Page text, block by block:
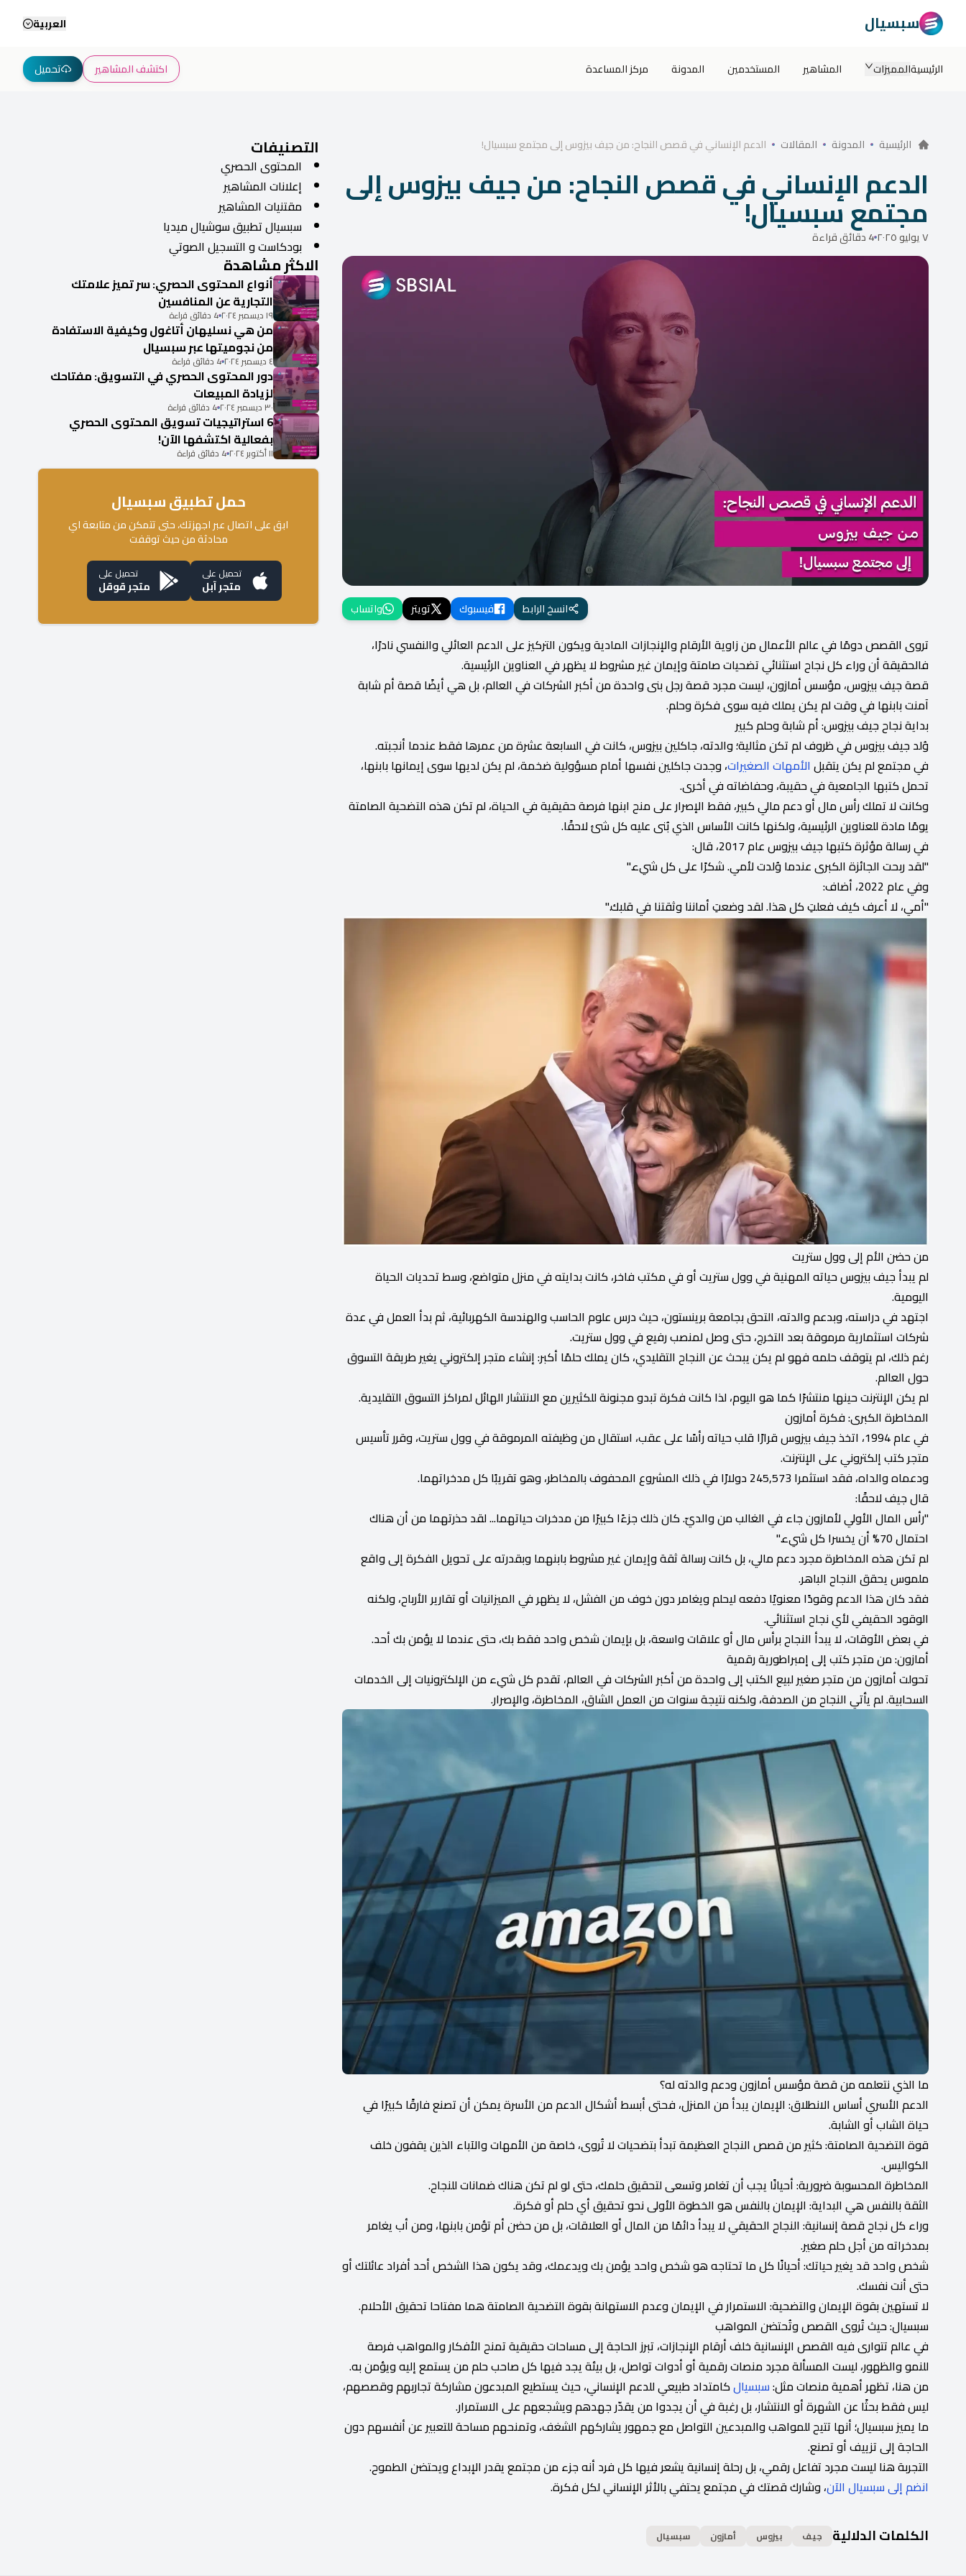
سبسيال العربية
الرئيسيةالمميزات المشاهير المستخدمين المدونة مركز المساعدة اكتشف المشاهير تحميل
الرئيسية المدونة المقالات الدعم الإنساني في قصص النجاح: من جيف بيزوس إلى مجتمع سبسيال!
الدعم الإنساني في قصص النجاح: من جيف بيزوس إلى
مجتمع سبسيال!٧ يوليو ٢٠٢٥ 4 دقائق قراءة
انسخ الرابط فيسبوك تويتر واتساب
تروى القصص دومًا في عالم الأعمال من زاوية الأرقام والإنجازات المادية ويكون التركيز على الدعم العائلي والنفسي نادرًا،
فالحقيقة أن وراء كل نجاح استثنائي تضحيات صامتة وإيمان غير مشروط لا يظهر في العناوين الرئيسية.
قصة جيف بيزوس، مؤسس أمازون، ليست مجرد قصة رجل بنى واحدة من أكبر الشركات في العالم، بل هي أيضًا قصة أم شابة
آمنت بابنها في وقت لم يكن يملك فيه سوى فكرة وحلم.
بداية نجاح جيف بيزوس: أم شابة وحلم كبير
وُلد جيف بيزوس في ظروف لم تكن مثالية؛ والدته، جاكلين بيزوس، كانت في السابعة عشرة من عمرها فقط عندما أنجبته.
في مجتمع لم يكن يتقبل الأمهات الصغيرات، وجدت جاكلين نفسها أمام مسؤولية ضخمة، لم يكن لديها سوى إيمانها بابنها،
تحمل كتبها الجامعية في حقيبة، وحفاضاته في أخرى.
وكانت لا تملك رأس مال أو دعم مالي كبير، فقط الإصرار على منح ابنها فرصة حقيقية في الحياة، لم تكن هذه التضحية الصامتة
يومًا مادة للعناوين الرئيسية، ولكنها كانت الأساس الذي بُنى عليه كل شئ لاحقًا.
في رسالة مؤثرة كتبها جيف بيزوس عام 2017، قال:
"لقد ربحت الجائزة الكبرى عندما وُلدت لأمي. شكرًا على كل شيء."
وفي عام 2022، أضاف:
"أمي، لا أعرف كيف فعلتِ كل هذا. لقد وضعتِ أماننا وثقتنا في قلبك."
من حضن الأم إلى وول ستريت
لم يبدأ جيف بيزوس حياته المهنية في وول ستريت أو في مكتب فاخر، كانت بدايته في منزل متواضع، وسط تحديات الحياة
اليومية.
اجتهد في دراسته، وبدعم والدته، التحق بجامعة برينستون، حيث درس علوم الحاسب والهندسة الكهربائية، ثم بدأ العمل في عدة
شركات استثمارية مرموقة بعد التخرج، حتى وصل لمنصب رفيع في وول ستريت.
رغم ذلك، لم يتوقف حلمه فهو لم يكن يبحث عن النجاح التقليدي، كان يملك حلمًا أكبر: إنشاء متجر إلكتروني يغير طريقة التسوق
حول العالم.
لم يكن الإنترنت حينها منتشرًا كما هو اليوم، لذا كانت فكرة تبدو مجنونة للكثيرين مع الانتشار الهائل لمراكز التسوق التقليدية.
المخاطرة الكبرى: فكرة أمازون
في عام 1994، اتخذ جيف بيزوس قرارًا قلب حياته رأسًا على عقب، استقال من وظيفته المرموقة في وول ستريت، وقرر تأسيس
متجر كتب إلكتروني على الإنترنت.
ودعماه والداه، فقد استثمرا 245,573 دولارًا في ذلك المشروع المحفوف بالمخاطر، وهو تقريبًا كل مدخراتهما.
قال جيف لاحقًا:
"رأس المال الأولي لأمازون جاء في الغالب من والديّ. كان ذلك جزءًا كبيرًا من مدخرات حياتهما... لقد حذرتهما من أن هناك
احتمال 70% أن يخسرا كل شيء."
لم تكن هذه المخاطرة مجرد دعم مالي، بل كانت رسالة ثقة وإيمان غير مشروط بابنهما وبقدرته على تحويل الفكرة إلى واقع
ملموس يحقق النجاح الباهر.
فقد كان هذا الدعم وقودًا معنويًا دفعه ليحلم ويغامر دون خوف من الفشل، لا يظهر في الميزانيات أو تقارير الأرباح، ولكنه
الوقود الحقيفي لأي نجاح استثنائي.
في بعض الأوقات، لا يبدأ النجاح برأس مال أو علاقات واسعة، بل بإيمان شخص واحد فقط بك، حتى عندما لا يؤمن بك أحد.
أمازون: من متجر كتب إلى إمبراطورية رقمية
تحولت أمازون من متجر صغير لبيع الكتب إلى واحدة من أكبر الشركات في العالم، تقدم كل شيء من الإلكترونيات إلى الخدمات
السحابية. لم يأتي النجاح من الصدفة، ولكنه نتيجة سنوات من العمل الشاق، المخاطرة، والإصرار.
ما الذي نتعلمه من قصة مؤسس أمازون ودعم والدته له؟
الدعم الأسري أساس الانطلاق: الإيمان يبدأ من المنزل، فحتى أبسط أشكال الدعم من الأسرة يمكن أن تصنع فارقًا كبيرًا في
حياة الشاب أو الشابة.
قوة التضحية الصامتة: كثير من قصص النجاح العظيمة تبدأ بتضحيات لا تُروى، خاصة من الأمهات والآباء الذين يقفون خلف
الكواليس.
المخاطرة المحسوبة ضرورية: أحيانًا يجب أن تغامر وتسعى لتحقيق حلمك، حتى لو لم تكن هناك ضمانات للنجاح.
الثقة بالنفس هي البداية: الإيمان بالنفس هو الخطوة الأولى نحو تحقيق أي حلم أو فكرة.
وراء كل نجاح قصة إنسانية: النجاح الحقيقي لا يبدأ دائمًا من المال أو العلاقات، بل من حضن أم تؤمن بابنها، ومن أب يغامر
بمدخراته من أجل حلم صغير.
شخص واحد قد يغير حياتك: أحيانًا كل ما تحتاجه هو شخص واحد يؤمن بك ويدعمك، وقد يكون هذا الشخص أحد أفراد عائلتك أو
حتى أنت نفسك.
لا تستهين بقوة الإيمان والتضحية: الاستمرار في الإيمان وعدم الاستهانة بقوة التضحية الصامتة هما مفتاحا تحقيق الأحلام.
سبسيال: حيث تُروى القصص وتُحتضن المواهب
في عالم تتوارى فيه القصص الإنسانية خلف أرقام الإنجازات، تبرز الحاجة إلى مساحات حقيقية تمنح الأفكار والمواهب فرصة
للنمو والظهور، ليست المسألة مجرد منصات رقمية أو أدوات تواصل، بل بيئة يجد فيها كل صاحب حلم من يستمع إليه ويؤمن به.
من هنا، تظهر أهمية منصات مثل:سبسيالكامتداد طبيعي للدعم الإنساني، حيث يستطيع المبدعون مشاركة تجاربهم وقصصهم،
ليس فقط بحثًا عن الشهرة أو الانتشار، بل رغبة في أن يجدوا من يقدّر جهدهم ويشجعهم على الاستمرار.
ما يميز سبسيال؛ أنها تتيح للمواهب والمبدعين التواصل مع جمهور يشاركهم الشغف، وتمنحهم مساحة للتعبير عن أنفسهم دون
الحاجة إلى تزييف أو تصنع.
التجربة هنا ليست مجرد تفاعل رقمي، بل رحلة إنسانية يشعر فيها كل فرد أنه جزء من مجتمع يقدر الإبداع ويحتضن الطموح.
انضم إلى سبسيال الآن، وشارك قصتك في مجتمع يحتفي بالأثر الإنساني لكل فكرة.
الكلمات الدلالية جيف بيزوس أمازون سبسيال
التصنيفات
المحتوى الحصري
إعلانات المشاهير
مقتنيات المشاهير
سبسيال تطبيق سوشيال ميديا
بودكاست و التسجيل الصوتي
الاكثر مشاهدة
أنواع المحتوى الحصري: سر تميز علامتك
التجارية عن المنافسين
١٩ ديسمبر ٢٠٢٤ 4 دقائق قراءة
من هي نسليهان أتاغول وكيفية الاستفادة
من نجوميتها عبر سبسيال
٤ ديسمبر ٢٠٢٤ 4 دقائق قراءة
دور المحتوى الحصري في التسويق: مفتاحك
لزيادة المبيعات
٣٠ ديسمبر ٢٠٢٤ 4 دقائق قراءة
6 استراتيجيات تسويق المحتوى الحصري
بفعالية اكتشفها الآن!
١١ أكتوبر ٢٠٢٤ 4 دقائق قراءة
حمل تطبيق سبسيال
ابق على اتصال عبر اجهزتك، حتى تتمكن من متابعة اي
محادثة من حيث توقفت
تحميل على
متجر آبل
تحميل على
متجر قوقل